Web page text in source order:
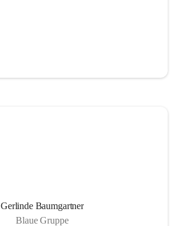
Gerlinde Baumgartner
Blaue Gruppe